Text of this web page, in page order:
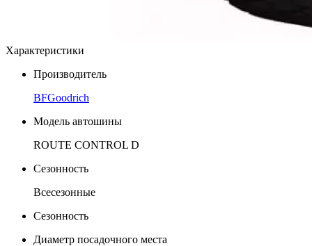
Характеристики
Производитель
BFGoodrich
Модель автошины
ROUTE CONTROL D
Сезонность
Всесезонные
Сезонность
Диаметр посадочного места